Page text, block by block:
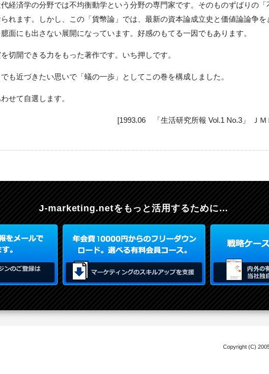
経済学の分野では不均衡動学という分野の専門家です。そのものずばりの「
れます。しかし、この「貨幣論」では、最新の資本論成立史と価値論論争を
面にも出さない展開になっています。好感のもてる一因でもあります。
切開できる力をもった著作です。いち押しです。
も近づきたい思いで「蟻の一歩」としてこの巻を構成しました。
せて自選します。
[1993.06 「生活研究所報 Vol.1 No.3」 ＪＭ
J-marketing.netを もっと活用するために…
Copyright (C)